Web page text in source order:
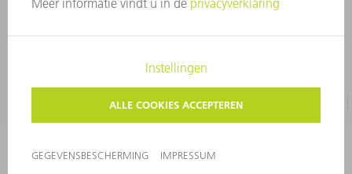
GEGEVENSBESCHERMING
COPYRIGHT EN LOGO
GEBRUIKSVOORWAARDEN
© 2026TRUMPF